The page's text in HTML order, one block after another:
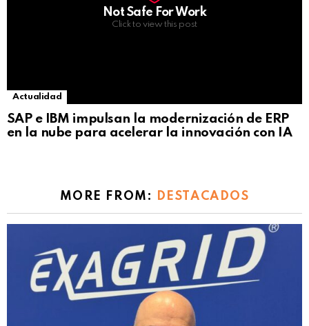
Not Safe For Work
Click to view this post
Actualidad
SAP e IBM impulsan la modernización de ERP
en la nube para acelerar la innovación con IA
MORE FROM: DESTACADOS